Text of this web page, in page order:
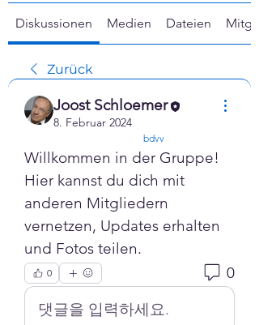
Diskussionen Medien Dateien
Zurück
Joost Schloemer
8. Februar 2024
bdvv
Willkommen in der Gruppe!
Hier kannst du dich mit
anderen Mitgliedern
vernetzen, Updates erhalten
und Fotos teilen.
0
0
댓글을 입력하세요.